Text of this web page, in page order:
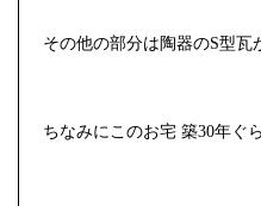
その他の部分は陶器のS型瓦
ちなみにこのお宅 築30年ぐ